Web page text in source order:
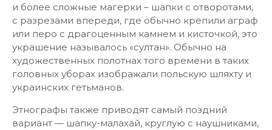
и более сложные магерки – шапки с отворотами,
с разрезами впереди, где обычно крепили аграф
или перо с драгоценным камнем и кисточкой, это
украшение называлось «султан». Обычно на
художественных полотнах того времени в таких
головных уборах изображали польскую шляхту и
украинских гетьманов.
Этнографы также приводят самый поздний
вариант — шапку-малахай, круглую с наушниками,